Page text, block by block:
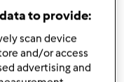
de
to provide:
scan device
and/or access
advertising and